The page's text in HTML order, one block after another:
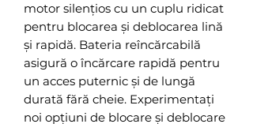
motor silențios cu un cuplu ridicat
pentru blocarea și deblocarea lină
și rapidă. Bateria reîncărcabilă
asigură o încărcare rapidă pentru
un acces puternic și de lungă
durată fără cheie. Experimentați
noi opțiuni de blocare și deblocare